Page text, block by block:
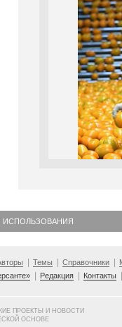
ИСПОЛЬЗОВАНИЯ
Темы Справочники
Редакция Контакты
ПРОЕКТЫ И НОВОСТИ
ОСНОВЕ